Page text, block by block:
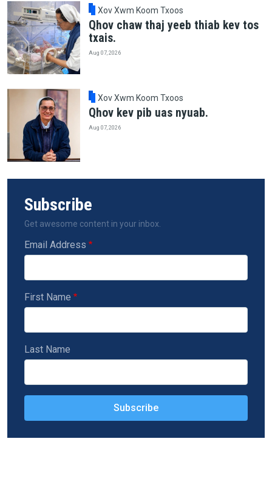
Xov Xwm Koom Txoos
Qhov chaw thaj yeeb thiab kev tos
txais.
Aug 07, 2026
Xov Xwm Koom Txoos
Qhov kev pib uas nyuab.
Aug 07, 2026
Subscribe
Get awesome content in your inbox.
Email Address
First Name
Last Name